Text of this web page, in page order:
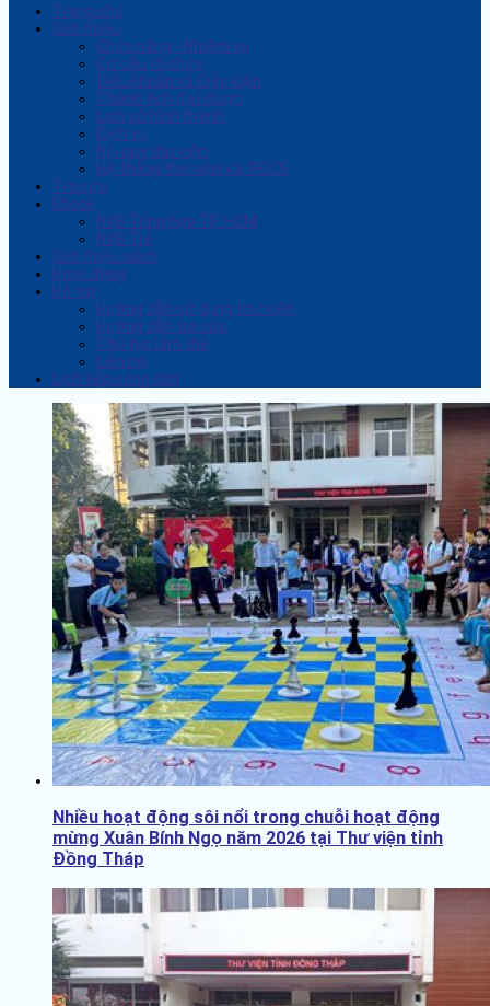
Trang chủ
Giới thiệu
Chức năng - Nhiệm vụ
Cơ cấu tổ chức
Điều khoản và Điều kiện
Thành tích đạt được
Lịch sử hình thành
Dịch vụ
Nội quy thư viện
Hệ thống thư viện xã, PĐCS
Tra cứu
Ebook
NXB Tổng hợp TP. HCM
NXB Trẻ
Giới thiệu sách
Hoạt động
Hỗ trợ
Hướng dẫn sử dụng thư viện
Hướng dẫn tra cứu
Thủ tục làm thẻ
Liên hệ
Lịch tiếp công dân
Nhiều hoạt động sôi nổi trong chuỗi hoạt động
mừng Xuân Bính Ngọ năm 2026 tại Thư viện tỉnh
Đồng Tháp